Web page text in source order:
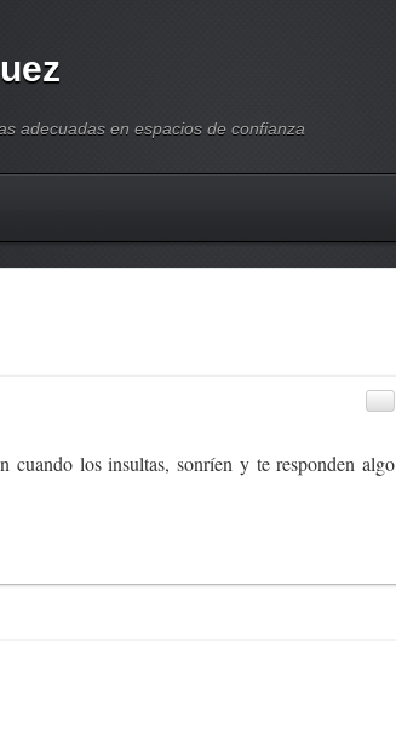
adecuadas en espacios de confianza
cuando los insultas, sonríen y te responden algo